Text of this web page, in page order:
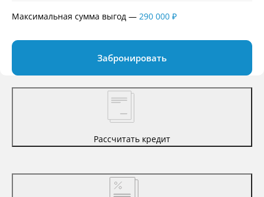
Максимальная сумма выгод — 290 000 ₽
Забронировать
Рассчитать кредит